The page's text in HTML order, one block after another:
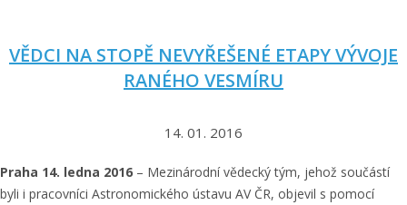
VĚDCI NA STOPĚ NEVYŘEŠENÉ ETAPY VÝVOJE
RANÉHO VESMÍRU
14. 01. 2016
Praha 14. ledna 2016 – Mezinárodní vědecký tým, jehož součástí
byli i pracovníci Astronomického ústavu AV ČR, objevil s pomocí